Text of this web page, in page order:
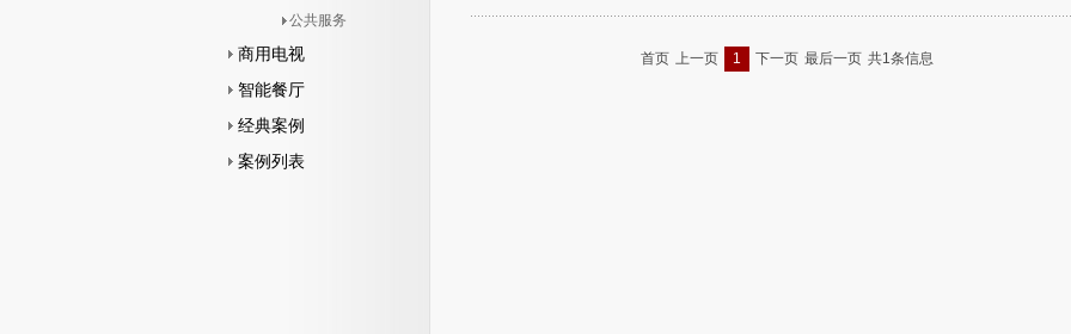
公共服务
商用电视
智能餐厅
经典案例
案例列表
首页 上一页 1 下一页 最后一页 共1条信息